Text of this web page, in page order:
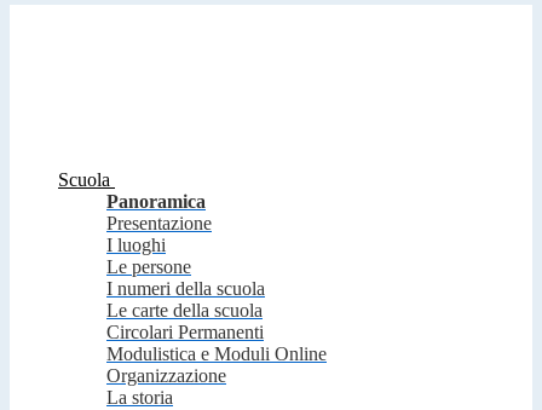
Scuola
Panoramica
Presentazione
I luoghi
Le persone
I numeri della scuola
Le carte della scuola
Circolari Permanenti
Modulistica e Moduli Online
Organizzazione
La storia